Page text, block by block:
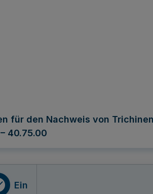
für den Nachweis von
40.75.00
Ein